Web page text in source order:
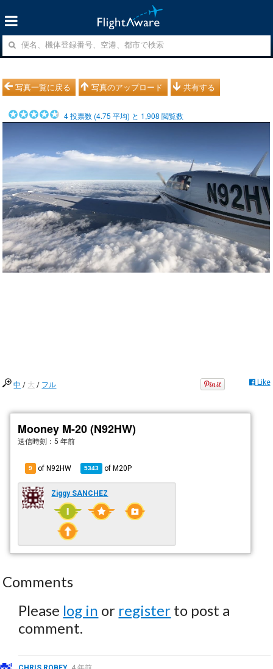
写真一覧に戻る 写真のアップロード 共有する
4投票数 (4.75 平均) と 1,908 閲覧数
中 / 大 / フル Like
Mooney M-20 (N92HW)
送信時刻：5 年前
9 of N92HW 5343 ofM20P
Ziggy SANCHEZ
Comments
Please log in or register to post a
comment.